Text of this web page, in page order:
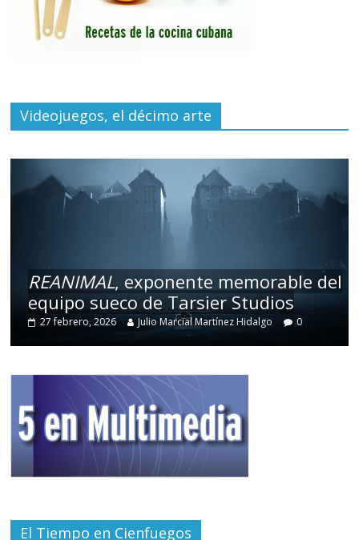
Videojuegos, el décimo arte
REANIMAL, exponente memorable del
equipo sueco de Tarsier Studios
27 febrero, 2026 Julio Marcial Martínez Hidalgo 0
El Tiempo en Cienfuegos